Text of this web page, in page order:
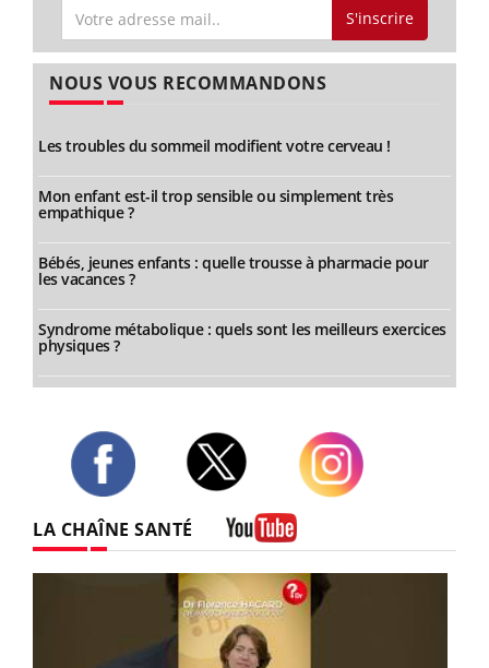
S'inscrire
NOUS VOUS RECOMMANDONS
Les troubles du sommeil modifient votre cerveau !
Mon enfant est-il trop sensible ou simplement très
empathique ?
Bébés, jeunes enfants : quelle trousse à pharmacie pour
les vacances ?
Syndrome métabolique : quels sont les meilleurs exercices
physiques ?
LA CHAÎNE SANTÉ